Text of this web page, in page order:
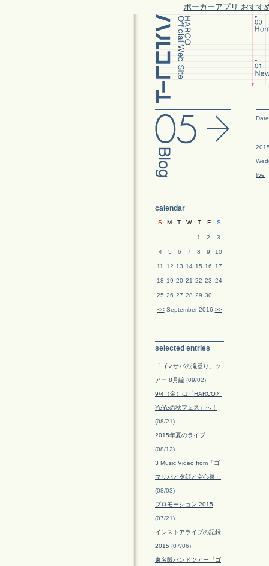
ポーカーアプリ おすす
Date
live
calendar
S M T W T F S
1 2 3
4 5 6 7 8 9 10
11 12 13 14 15 16 17
18 19 20 21 22 23 24
25 26 27 28 29 30
<<September 2016 >>
selected entries
「ゴマサバの滝登り」ツ
アー 8月編 (09/02)
9/4（金）は「HARCOと
YeYeの秋フェス」へ！
(08/21)
2015年夏のライブ
(08/12)
3 Music Video from「ゴ
マサバと夕顔と空心菜」
(08/03)
プロモーション 2015
(07/21)
インストアライブの記録
2015 (07/06)
東名阪バンドツアー『ゴ